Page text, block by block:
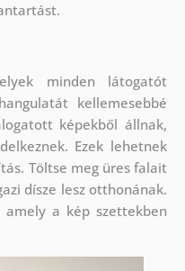
minden látogatót
kellemesebbé
képekből állnak,
Ezek lehetnek
Töltse meg üres falait
dísze lesz otthonának.
a kép szettekben